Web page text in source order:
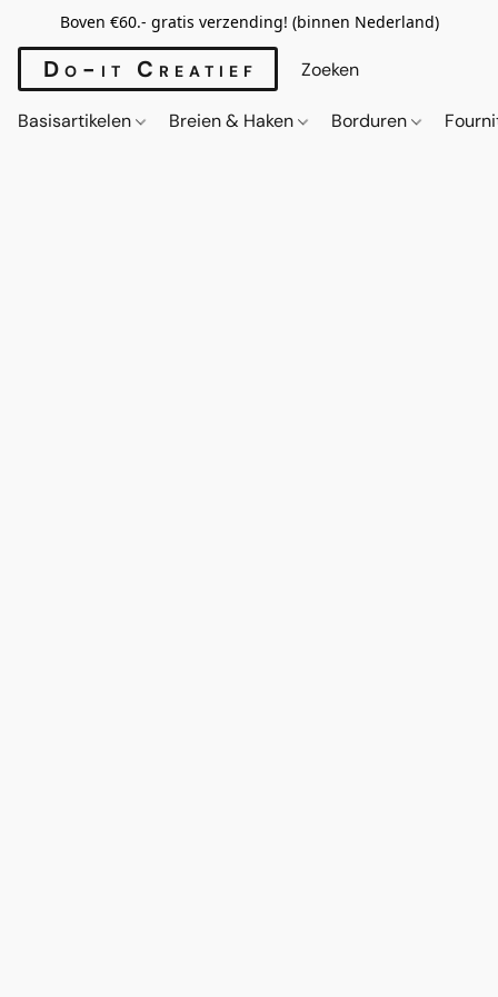
Boven €60.- gratis verzending! (binnen Nederland)
Do-it Creatief
Basisartikelen Breien & Haken Borduren